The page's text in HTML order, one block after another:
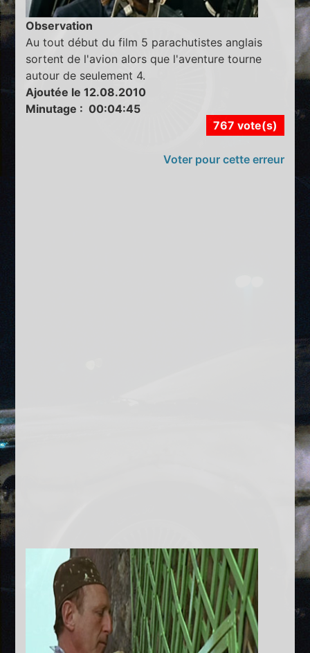
Observation
Au tout début du film 5 parachutistes anglais
sortent de l'avion alors que l'aventure tourne
autour de seulement 4.
Ajoutée le 12.08.2010
Minutage : 00:04:45
767 vote(s)
Voter pour cette erreur